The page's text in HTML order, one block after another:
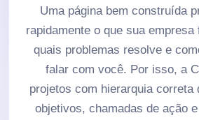
Uma página bem construída
rapidamente o que sua empresa
quais problemas resolve e
falar com você. Por isso, a
projetos com hierarquia correta
objetivos, chamadas de ação